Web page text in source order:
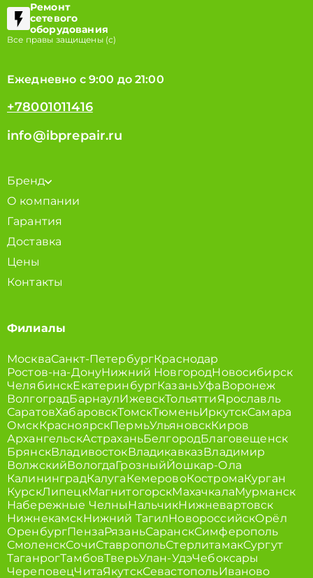
Ремонт
сетевого
оборудования
Все правы защищены (с)
Ежедневно с 9:00 до 21:00
+78001011416
info@ibprepair.ru
Бренд
О компании
Гарантия
Доставка
Цены
Контакты
Филиалы
МоскваСанкт-ПетербургКраснодар
Ростов-на-ДонуНижний НовгородНовосибирск
ЧелябинскЕкатеринбургКазаньУфаВоронеж
ВолгоградБарнаулИжевскТольяттиЯрославль
СаратовХабаровскТомскТюменьИркутскСамара
ОмскКрасноярскПермьУльяновскКиров
АрхангельскАстраханьБелгородБлаговещенск
БрянскВладивостокВладикавказВладимир
ВолжскийВологдаГрозныйЙошкар-Ола
КалининградКалугаКемеровоКостромаКурган
КурскЛипецкМагнитогорскМахачкалаМурманск
Набережные ЧелныНальчикНижневартовск
НижнекамскНижний ТагилНовороссийскОрёл
ОренбургПензаРязаньСаранскСимферополь
СмоленскСочиСтавропольСтерлитамакСургут
ТаганрогТамбовТверьУлан-УдэЧебоксары
ЧереповецЧитаЯкутскСевастопольИваново